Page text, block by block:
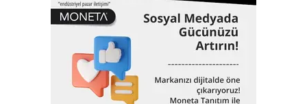
ekonomisinin can damarı olan dünyaya mal olmuş projelere
de imza atıyor. 61 yıllık tarihinde altmış biri aşkın dev proje,
Türk Loydu’nun da imzası ve çalışmalarıyla hayata geçti.
İstanbul Havalimanı, Akkuyu Nükleer Güç Santrali, Yavuz
Sultan Selim Köprüsü, Osman Gazi Köprüsü, 1915
Çanakkale Köprüsü, Yüksek Hızlı Tren, TCG Anadolu